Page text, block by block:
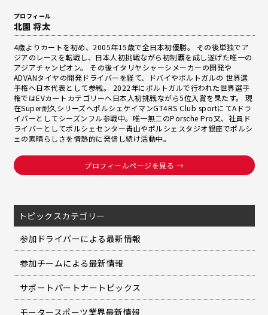
プロフィール
北園 将太
4歳よりカートを初め、2005年15歳で全日本初優勝。 その後単独でア
ジアのレースを転戦し、日本人初挑戦ながら初制覇を成し遂げた唯一の
アジアチャンピオン。 その後イタリヤシャーシメーカーの開発や
ADVANタイヤの開発ドライバーを経て、ドバイやポルトガルの 世界選
手権へ日本代表として参戦。 2022年にポルトガルで行われた世界選手
権ではEVカートカテゴリーへ日本人初挑戦ながら5位入賞を果たす。 現
在Super耐久シリーズへポルシェケイマンGT4RS Club sportにてAドラ
イバーとしてシーズンフル参戦中。唯一無二のPorsche Pro又、社員ド
ライバーとしてポルシェセンター青山やポルシェスタジオ銀座でポルシ
ェの素晴らしさを情熱的に発信し続け活動中。
プロフィールページを見る →
トピックスカテゴリー
参加ドライバーによる最新情報
参加チームによる最新情報
サポートパートナートピックス
モータースポーツ業界最新情報